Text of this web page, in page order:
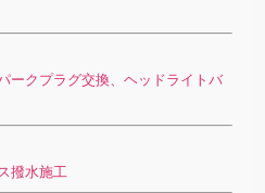
クプラグ交換、ヘッドライトバ
撥水施工